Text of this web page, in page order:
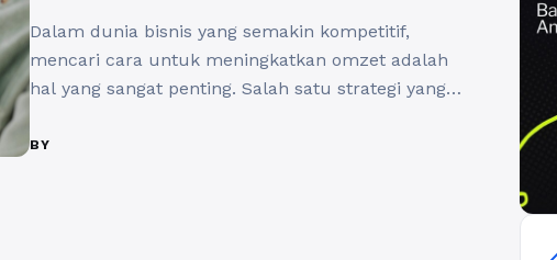
Dalam dunia bisnis yang semakin kompetitif,
mencari cara untuk meningkatkan omzet adalah
hal yang sangat penting. Salah satu strategi yang
memanfaatkan jasa buzzer. Di era digital saat ini,
BY